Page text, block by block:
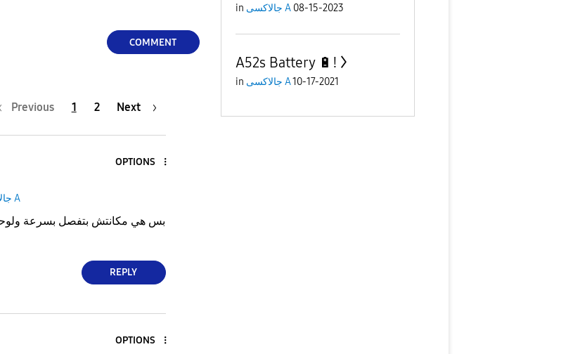
COMMENT
Previous 1 2 Next
OPTIONS
جالاكسى A
REPLY
OPTIONS
in جالاكسى A 08-15-2023
A52s Battery 🔋!
in جالاكسى A10-17-2021